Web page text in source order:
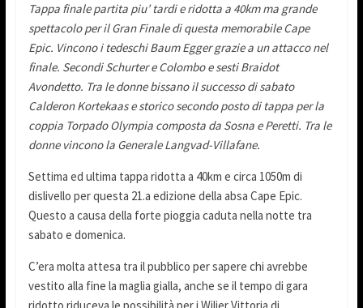
Tappa finale partita piu’ tardi e ridotta a 40km ma grande
spettacolo per il Gran Finale di questa memorabile Cape
Epic. Vincono i tedeschi Baum Egger grazie a un attacco nel
finale. Secondi Schurter e Colombo e sesti Braidot
Avondetto. Tra le donne bissano il successo di sabato
Calderon Kortekaas e storico secondo posto di tappa per la
coppia Torpado Olympia composta da Sosna e Peretti. Tra le
donne vincono la Generale Langvad-Villafane.
Settima ed ultima tappa ridotta a 40km e circa 1050m di
dislivello per questa 21.a edizione della absa Cape Epic.
Questo a causa della forte pioggia caduta nella notte tra
sabato e domenica.
C’era molta attesa tra il pubblico per sapere chi avrebbe
vestito alla fine la maglia gialla, anche se il tempo di gara